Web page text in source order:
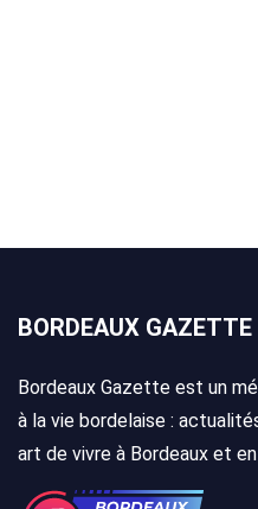
BORDEAUX GAZETTE
Bordeaux Gazette est un
à la vie bordelaise :
art de vivre à Bordeaux et en